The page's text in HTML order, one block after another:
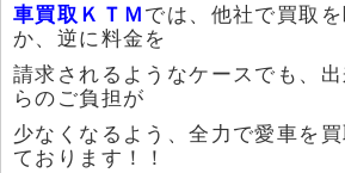
車買取ＫＴＭでは、他社で買取
か、逆に料金を
請求されるようなケースでも、
らのご負担が
少なくなるよう、全力で愛車を
ております！！